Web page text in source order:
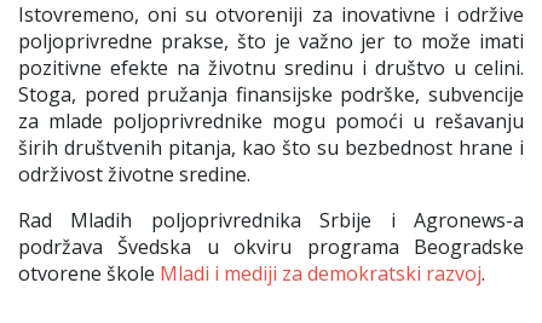
Istovremeno, oni su otvoreniji za inovativne i održive
poljoprivredne prakse, što je važno jer to može imati
pozitivne efekte na životnu sredinu i društvo u celini.
Stoga, pored pružanja finansijske podrške, subvencije
za mlade poljoprivrednike mogu pomoći u rešavanju
širih društvenih pitanja, kao što su bezbednost hrane i
održivost životne sredine.
Rad Mladih poljoprivrednika Srbije i Agronews-a
podržava Švedska u okviru programa Beogradske
otvorene škole Mladi i mediji za demokratski razvoj.